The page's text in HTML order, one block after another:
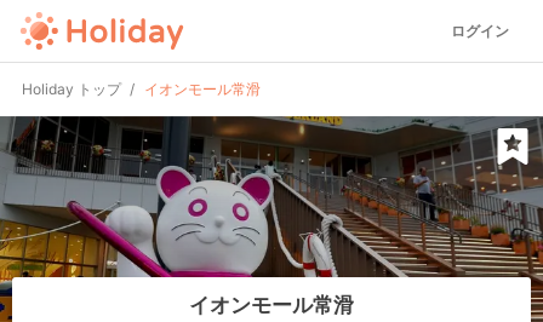
ログイン
Holiday トップ イオンモール常滑
イオンモール常滑